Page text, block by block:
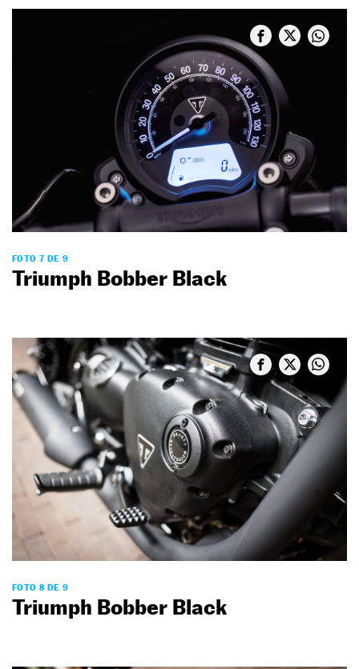
FOTO 7 DE 9
Triumph Bobber Black
FOTO 8 DE 9
Triumph Bobber Black